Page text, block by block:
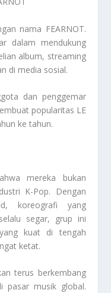
nama FEARNOT.
dalam mendukung
album, streaming
di media sosial.
dan penggemar
popularitas LE
ke tahun.
mereka bukan
K-Pop. Dengan
koreografi yang
segar, grup ini
kuat di tengah
ketat.
terus berkembang
pasar musik global.